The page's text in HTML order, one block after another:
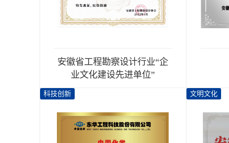
安徽省工程勘察设计行业“企
业文化建设先进单位”
科技创新 文明文化